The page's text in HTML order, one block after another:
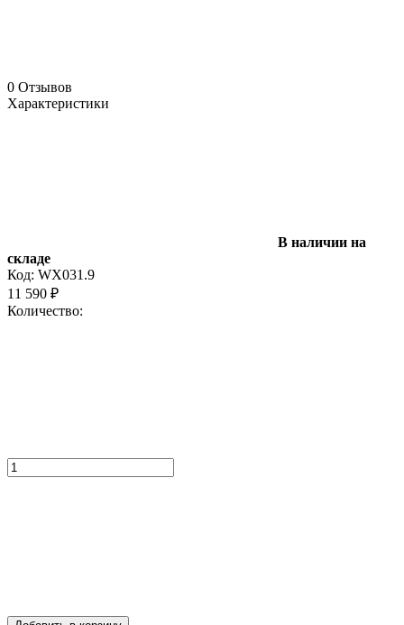
0 Отзывов
Характеристики
В наличии на
складе
Код: WX031.9
11 590 ₽
Количество: